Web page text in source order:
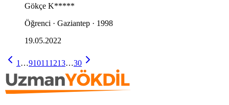
Gökçe K*****
Öğrenci · Gaziantep · 1998
19.05.2022
1 …91011 1213…30